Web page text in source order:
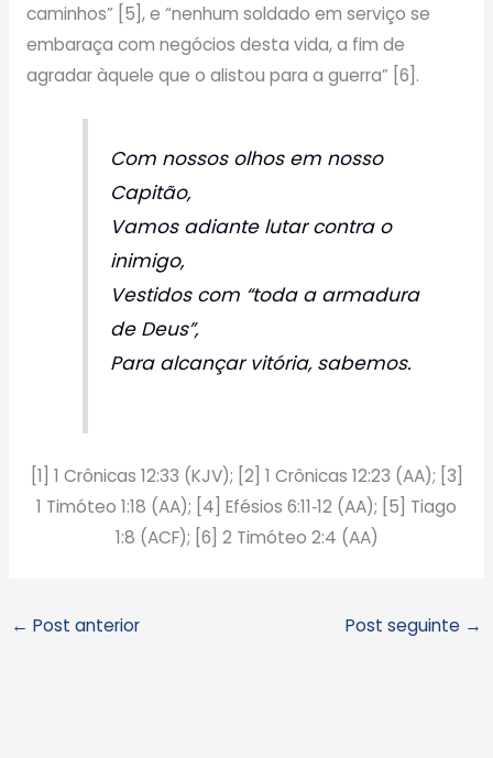
caminhos” [5], e “nenhum soldado em serviço se
embaraça com negócios desta vida, a fim de
agradar àquele que o alistou para a guerra” [6].
Com nossos olhos em nosso
Capitão,
Vamos adiante lutar contra o
inimigo,
Vestidos com “toda a armadura
de Deus”,
Para alcançar vitória, sabemos.
[1] 1 Crônicas 12:33 (KJV); [2] 1 Crônicas 12:23 (AA); [3]
1 Timóteo 1:18 (AA); [4] Efésios 6:11‑12 (AA); [5] Tiago
1:8 (ACF); [6] 2 Timóteo 2:4 (AA)
← Post anterior Post seguinte →